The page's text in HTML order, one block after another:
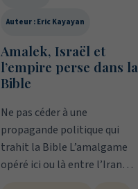
Auteur : Eric Kayayan
Amalek, Israël et
l’empire perse dans la
Bible
Ne pas céder à une
propagande politique qui
trahit la Bible L’amalgame
opéré ici ou là entre l’Iran…